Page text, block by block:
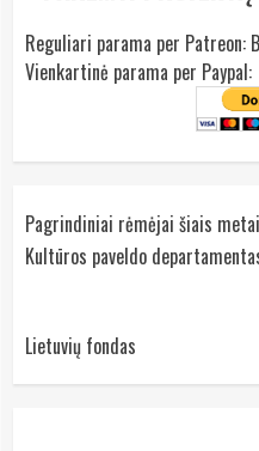
Reguliari parama per Patreon:
Vienkartinė parama per Paypal:
Pagrindiniai rėmėjai šiais
Kultūros paveldo
Lietuvių fondas